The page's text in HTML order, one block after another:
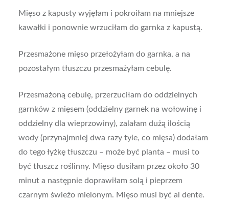
Mięso z kapusty wyjęłam i pokroiłam na mniejsze
kawałki i ponownie wrzuciłam do garnka z kapustą.
Przesmażone mięso przełożyłam do garnka, a na
pozostałym tłuszczu przesmażyłam cebulę.
Przesmażoną cebulę, przerzuciłam do oddzielnych
garnków z mięsem (oddzielny garnek na wołowinę i
oddzielny dla wieprzowiny), zalałam dużą ilością
wody (przynajmniej dwa razy tyle, co mięsa) dodałam
do tego łyżkę tłuszczu – może być planta – musi to
być tłuszcz roślinny. Mięso dusiłam przez około 30
minut a następnie doprawiłam solą i pieprzem
czarnym świeżo mielonym. Mięso musi być al dente.